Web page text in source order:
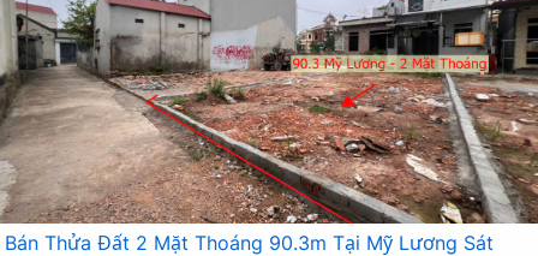
Bán Thửa Đất 2 Mặt Thoáng 90.3m Tại Mỹ Lương Sát